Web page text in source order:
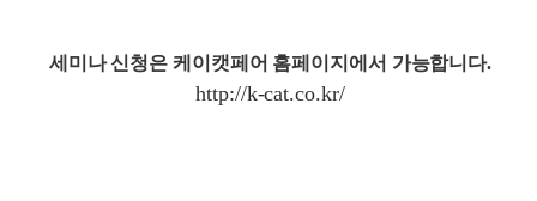
세미나 신청은 케이캣페어 홈페이지에서 가능합니다.
http://k-cat.co.kr/